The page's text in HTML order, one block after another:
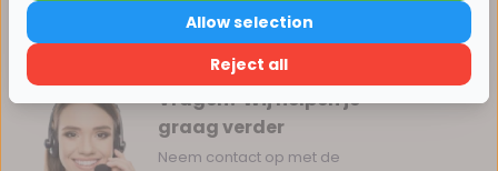
Vragen? Wij helpen je
graag verder
Neem contact op met de
Verder winkelen
Reject all
Allow selection